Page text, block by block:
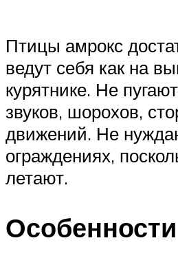
Птицы амрокс
ведут себя как на
курятнике. Не
звуков, шорохов,
движений. Не
ограждениях,
летают.